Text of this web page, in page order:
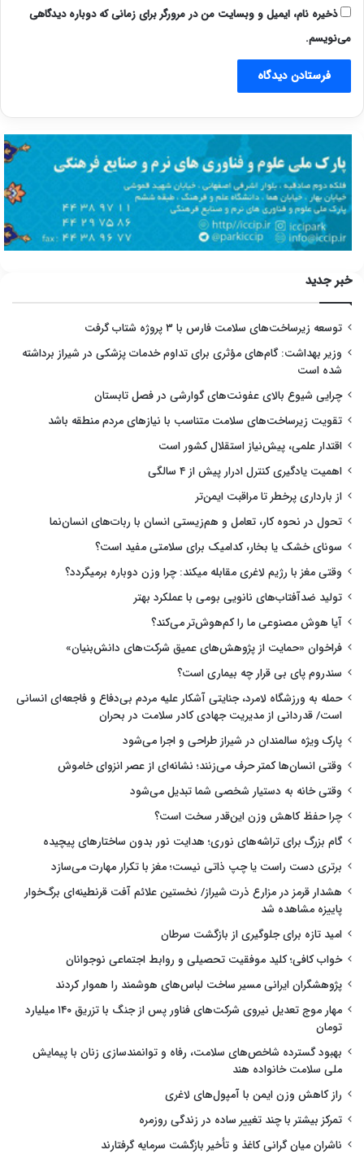
ذخیره نام، ایمیل و وبسایت من در مرورگر برای زمانی که دوباره دیدگاهی
می‌نویسم.
خبر جدید
توسعه زیرساخت‌های سلامت فارس با ۳ پروژه شتاب گرفت
وزیر بهداشت: گام‌های مؤثری برای تداوم خدمات پزشکی در شیراز برداشته
شده است
چرایی شیوع بالای عفونت‌های گوارشی در فصل تابستان
تقویت زیرساخت‌های سلامت متناسب با نیازهای مردم منطقه باشد
اقتدار علمی، پیش‌نیاز استقلال کشور است
اهمیت یادگیری کنترل ادرار پیش از ۴ سالگی
از بارداری پرخطر تا مراقبت ایمن‌تر
تحول در نحوه کار، تعامل و هم‌زیستی انسان با ربات‌های انسان‌نما
سونای خشک یا بخار، کدامیک برای سلامتی مفید است؟
وقتی مغز با رژیم لاغری مقابله میکند: چرا وزن دوباره برمیگردد؟
تولید ضدآفتاب‌های نانویی بومی با عملکرد بهتر
آیا هوش مصنوعی ما را کم‌هوش‌تر می‌کند؟
فراخوان «حمایت از پژوهش‌های عمیق شرکت‌های دانش‌بنیان»
سندروم پای بی قرار چه بیماری است؟
حمله به ورزشگاه لامرد، جنایتی آشکار علیه مردم بی‌دفاع و فاجعه‌ای انسانی
است/ قدردانی از مدیریت جهادی کادر سلامت در بحران
پارک ویژه سالمندان در شیراز طراحی و اجرا می‌شود
وقتی انسان‌ها کمتر حرف می‌زنند؛ نشانه‌ای از عصر انزوای خاموش
وقتی خانه به دستیار شخصی شما تبدیل می‌شود
چرا حفظ کاهش وزن این‌قدر سخت است؟
گام بزرگ برای تراشه‌های نوری؛ هدایت نور بدون ساختارهای پیچیده
برتری دست راست یا چپ ذاتی نیست؛ مغز با تکرار مهارت می‌سازد
هشدار قرمز در مزارع ذرت شیراز/ نخستین علائم آفت قرنطینه‌ای برگ‌خوار
پاییزه مشاهده شد
امید تازه برای جلوگیری از بازگشت سرطان
خواب کافی؛ کلید موفقیت تحصیلی و روابط اجتماعی نوجوانان
پژوهشگران ایرانی مسیر ساخت لباس‌های هوشمند را هموار کردند
مهار موج تعدیل نیروی شرکت‌های فناور پس از جنگ با تزریق ۱۴۰ میلیارد
تومان
بهبود گسترده شاخص‌های سلامت، رفاه و توانمندسازی زنان با پیمایش
ملی سلامت خانواده هند
راز کاهش وزن ایمن با آمپول‌های لاغری
تمرکز بیشتر با چند تغییر ساده در زندگی روزمره
ناشران میان گرانی کاغذ و تأخیر بازگشت سرمایه گرفتارند